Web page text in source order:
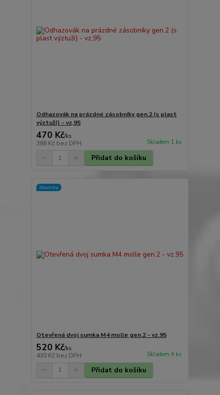
Odhazovák na prázdné zásobníky gen.2 (s plast
výztuží) - vz,95
470 Kč/ks
388 Kč bez DPH Skladem 1 ks
Přidat do košíku
Novinka
Otevřená dvoj sumka M4 molle gen.2 - vz.95
520 Kč/ks
430 Kč bez DPH Skladem 4 ks
Přidat do košíku